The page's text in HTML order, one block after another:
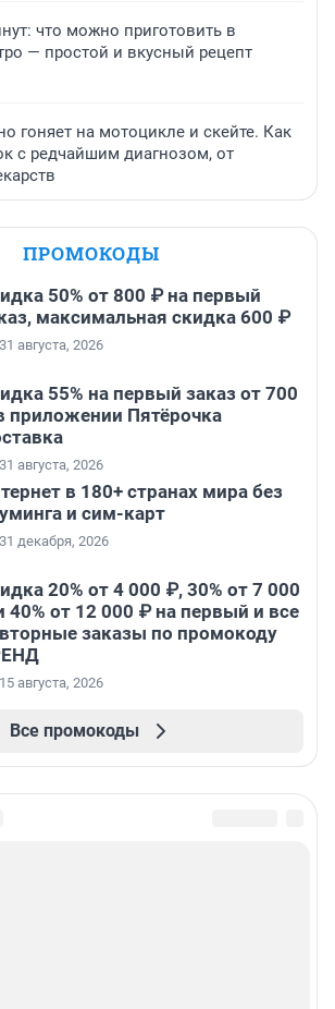
что можно приготовить в
— простой и вкусный рецепт
гоняет на мотоцикле и скейте. Как
с редчайшим диагнозом, от
ПРОМОКОДЫ
50% от 800 ₽ на первый
максимальная скидка 600 ₽
августа, 2026
55% на первый заказ от 700
приложении Пятёрочка
августа, 2026
в 180+ странах мира без
и сим-карт
декабря, 2026
20% от 4 000 ₽, 30% от 7 000
40% от 12 000 ₽ на первый и все
заказы по промокоду
августа, 2026
Все промокоды